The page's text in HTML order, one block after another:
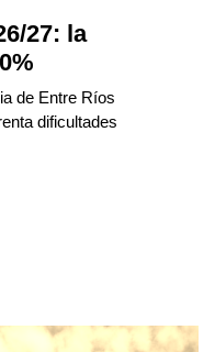
27: la
de Entre Ríos
dificultades